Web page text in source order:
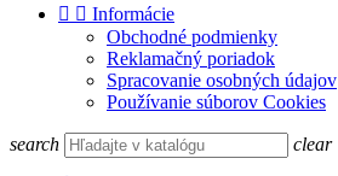
  Informácie
Obchodné podmienky
Reklamačný poriadok
Spracovanie osobných údajov
Používanie súborov Cookies
search clear